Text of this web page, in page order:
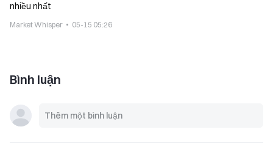
nhiều nhất
Market Whisper 05-15 05:26
Bình luận